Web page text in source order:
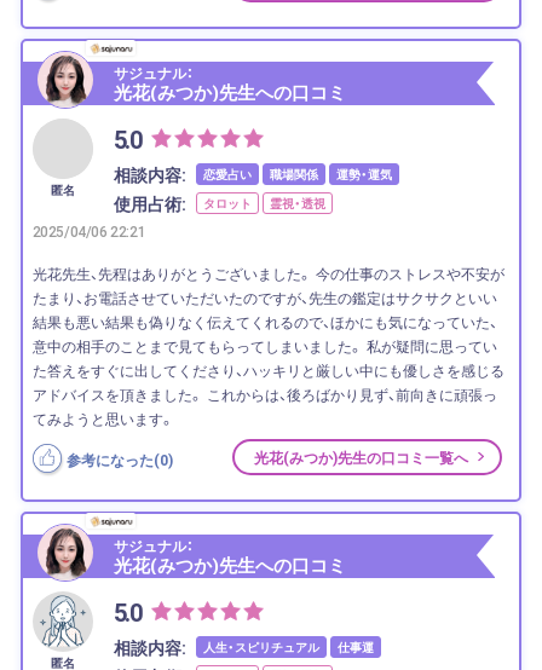
サジュナル：
光花(みつか)先生への口コミ
匿名
5.0
相談内容: 恋愛占い 職場関係 運勢・運気
使用占術: タロット 霊視・透視
2025/04/06 22:21
光花先生、先程はありがとうございました。 今の仕事のストレスや不安が
たまり、お電話させていただいたのですが、先生の鑑定はサクサクといい
結果も悪い結果も偽りなく伝えてくれるので、ほかにも気になっていた、
意中の相手のことまで見てもらってしまいました。 私が疑問に思ってい
た答えをすぐに出してくださり、ハッキリと厳しい中にも優しさを感じる
アドバイスを頂きました。 これからは、後ろばかり見ず、前向きに頑張っ
てみようと思います。
参考になった(0) 光花(みつか)先生の口コミ一覧へ
サジュナル：
光花(みつか)先生への口コミ
匿名
5.0
相談内容: 人生・スピリチュアル 仕事運